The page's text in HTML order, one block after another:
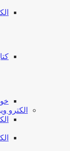
الکترو